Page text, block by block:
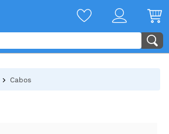
Cabos